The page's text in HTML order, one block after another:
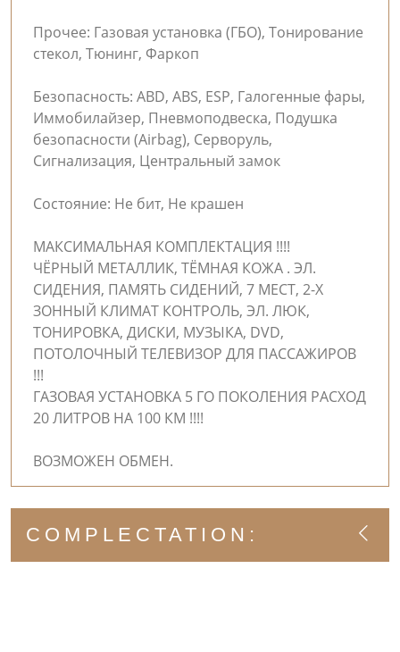
Прочее: Газовая установка (ГБО), Тонирование
стекол, Тюнинг, Фаркоп
Безопасность: ABD, ABS, ESP, Галогенные фары,
Иммобилайзер, Пневмоподвеска, Подушка
безопасности (Airbag), Серворуль,
Сигнализация, Центральный замок
Состояние: Не бит, Не крашен
МАКСИМАЛЬНАЯ КОМПЛЕКТАЦИЯ !!!!
ЧЁРНЫЙ МЕТАЛЛИК, ТЁМНАЯ КОЖА . ЭЛ.
СИДЕНИЯ, ПАМЯТЬ СИДЕНИЙ, 7 МЕСТ, 2-Х
ЗОННЫЙ КЛИМАТ КОНТРОЛЬ, ЭЛ. ЛЮК,
ТОНИРОВКА, ДИСКИ, МУЗЫКА, DVD,
ПОТОЛОЧНЫЙ ТЕЛЕВИЗОР ДЛЯ ПАССАЖИРОВ
!!!
ГАЗОВАЯ УСТАНОВКА 5 ГО ПОКОЛЕНИЯ РАСХОД
20 ЛИТРОВ НА 100 КМ !!!!
ВОЗМОЖЕН ОБМЕН.
COMPLECTATION: